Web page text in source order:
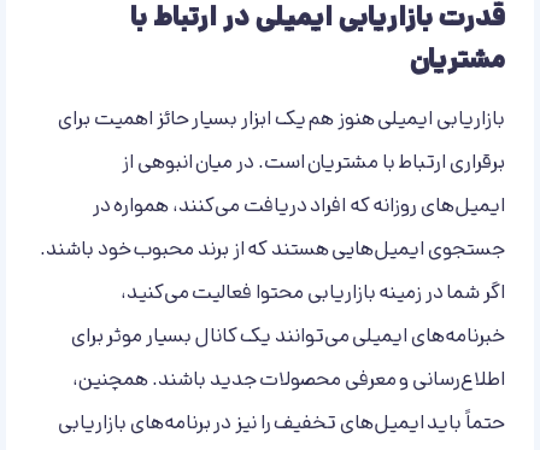
قدرت بازاریابی ایمیلی در ارتباط با
مشتریان
بازاریابی ایمیلی هنوز هم یک ابزار بسیار حائز اهمیت برای
برقراری ارتباط با مشتریان است. در میان انبوهی از
ایمیل‌های روزانه که افراد دریافت می‌کنند، همواره در
جستجوی ایمیل‌هایی هستند که از برند محبوب خود باشند.
اگر شما در زمینه بازاریابی محتوا فعالیت می‌کنید،
خبرنامه‌های ایمیلی می‌توانند یک کانال بسیار موثر برای
اطلاع‌رسانی و معرفی محصولات جدید باشند. همچنین،
حتماً باید ایمیل‌های تخفیف را نیز در برنامه‌های بازاریابی